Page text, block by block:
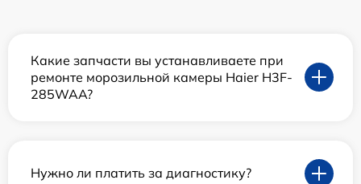
Какие запчасти вы устанавливаете при
ремонте морозильной камеры Haier H3F-
285WAA?
Нужно ли платить за диагностику?